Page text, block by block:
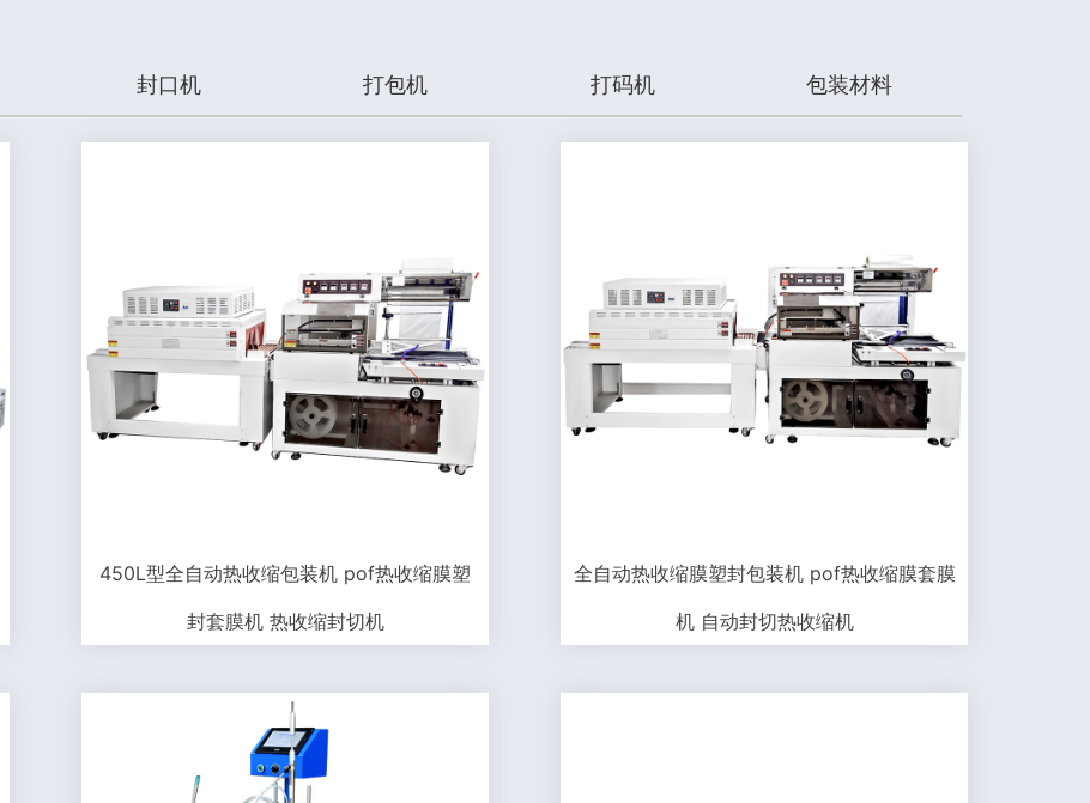
封口机 打包机 打码机 包装材料
450L型全自动热收缩包装机 pof热收缩膜塑
封套膜机 热收缩封切机
全自动热收缩膜塑封包装机 pof热收缩膜套膜
机 自动封切热收缩机